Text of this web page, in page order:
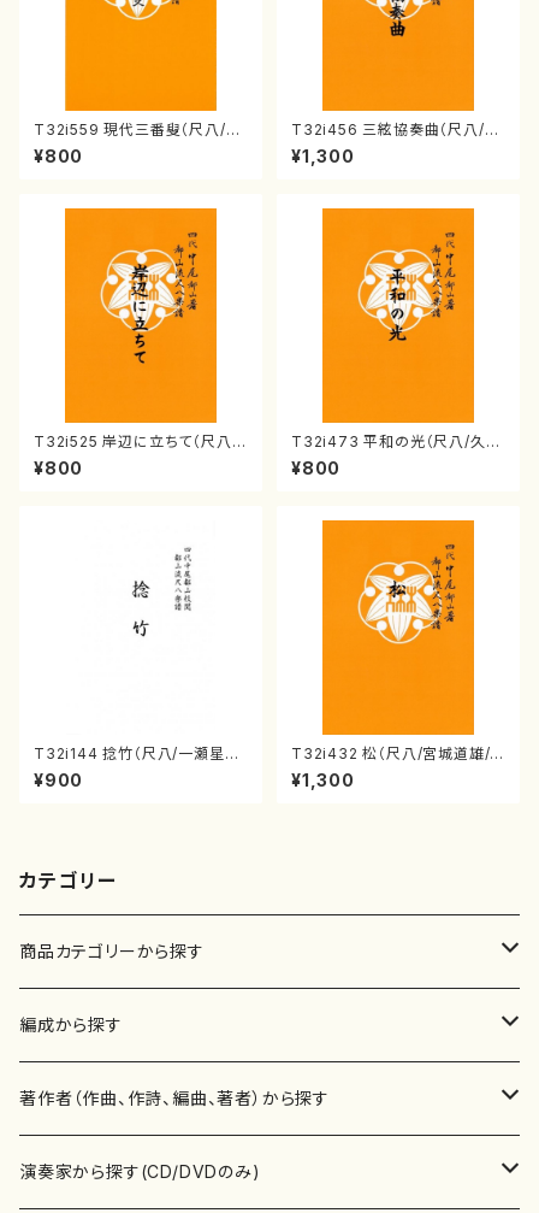
T32i559 現代三番叟（尺八/杵
屋正邦/楽譜）都山流公刊楽譜曲
番:2269
¥800
T32i456 三絃協奏曲（尺八/中
能島欣一/楽譜）都山流公刊楽譜
曲番:2164
¥1,300
T32i525 岸辺に立ちて（尺八/
初代 中村双葉/楽譜）都山流公
刊楽譜曲番:2234
¥800
T32i473 平和の光（尺八/久本
玄智/楽譜）都山流公刊楽譜曲
番:2181
¥800
T32i144 捻竹（尺八/一瀬星山/
尺八/都山式譜）都山流公刊楽譜
曲番:593
¥900
T32i432 松（尺八/宮城道雄/
楽譜）都山流公刊楽譜曲番:213
8
¥1,300
カテゴリー
商品カテゴリーから探す
楽譜
書籍
書籍
CD・DVD
編成から探す
邦楽器
箏・琴（ソロ）
合唱
著作者（作曲、作詩、編曲、著者）から探す
あ行
演奏家から探す(CD/DVDのみ)